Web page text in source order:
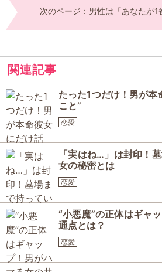
次のページ：男性は「あなたが1
関連記事
たった1つだけ！男が本
こと”
恋愛
「実はね…」は封印！
女の秘密とは
恋愛
“小悪魔”の正体はギャ
通点とは？
恋愛